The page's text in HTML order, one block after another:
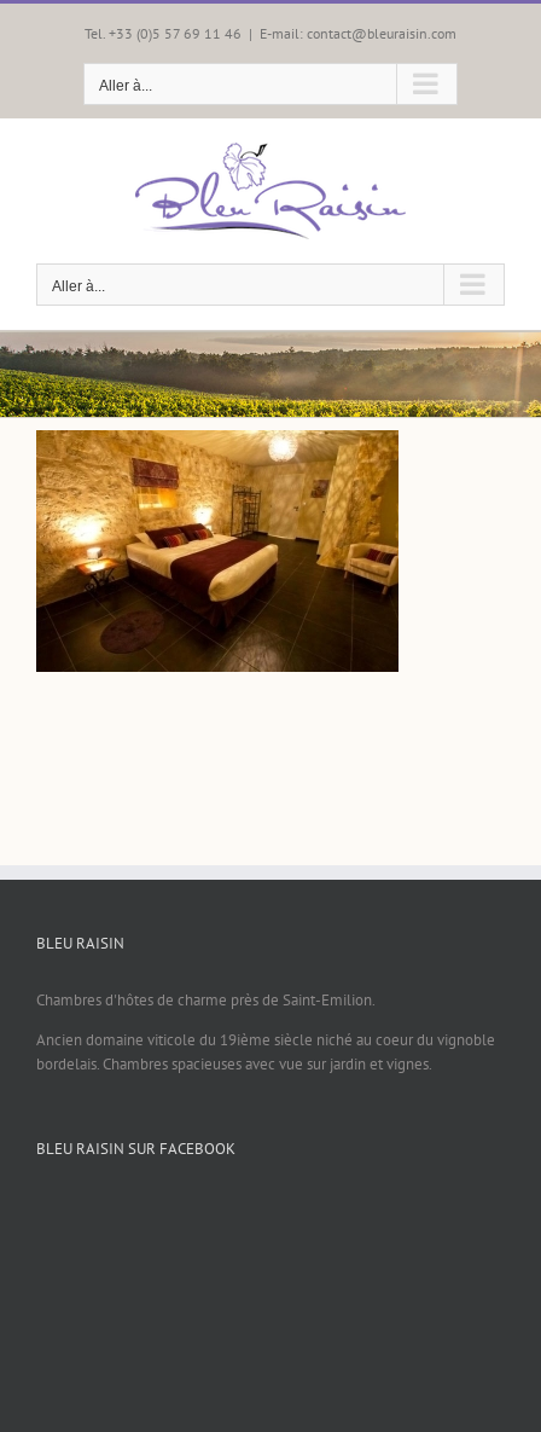
Passer
Tel. +33 (0)5 57 69 11 46 | E-mail: contact@bleuraisin.com
Aller à...
Aller à...
BLEU RAISIN
Chambres d'hôtes de charme près de Saint-Emilion.
Ancien domaine viticole du 19ième siècle niché au coeur du vignoble
bordelais. Chambres spacieuses avec vue sur jardin et vignes.
BLEU RAISIN SUR FACEBOOK